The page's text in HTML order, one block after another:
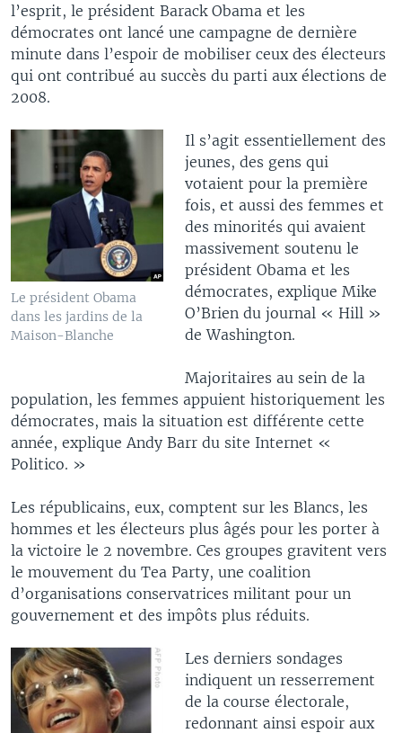
l’esprit, le président Barack Obama et les
démocrates ont lancé une campagne de dernière
minute dans l’espoir de mobiliser ceux des électeurs
qui ont contribué au succès du parti aux élections de
2008.
Le président Obama
dans les jardins de la
Maison-Blanche
Il s’agit essentiellement des
jeunes, des gens qui
votaient pour la première
fois, et aussi des femmes et
des minorités qui avaient
massivement soutenu le
président Obama et les
démocrates, explique Mike
O’Brien du journal « Hill »
de Washington.
Majoritaires au sein de la
population, les femmes appuient historiquement les
démocrates, mais la situation est différente cette
année, explique Andy Barr du site Internet «
Politico. »
Les républicains, eux, comptent sur les Blancs, les
hommes et les électeurs plus âgés pour les porter à
la victoire le 2 novembre. Ces groupes gravitent vers
le mouvement du Tea Party, une coalition
d’organisations conservatrices militant pour un
gouvernement et des impôts plus réduits.
Les derniers sondages
indiquent un resserrement
de la course électorale,
redonnant ainsi espoir aux